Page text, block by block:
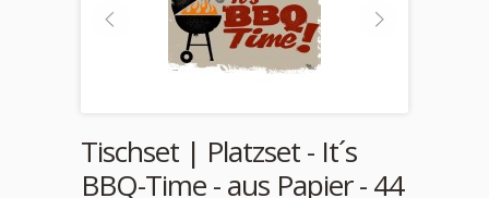
Tischset | Platzset - It´s
BBQ-Time - aus Papier - 44